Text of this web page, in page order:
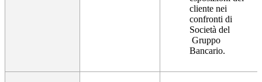
cliente nei
confronti di
Società del
Gruppo
Bancario.